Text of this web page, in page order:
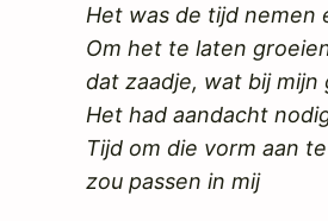
Het was de tijd nemen
Om het te laten
dat zaadje, wat bij
Het had aandacht
Tijd om die vorm aan
zou passen in mij